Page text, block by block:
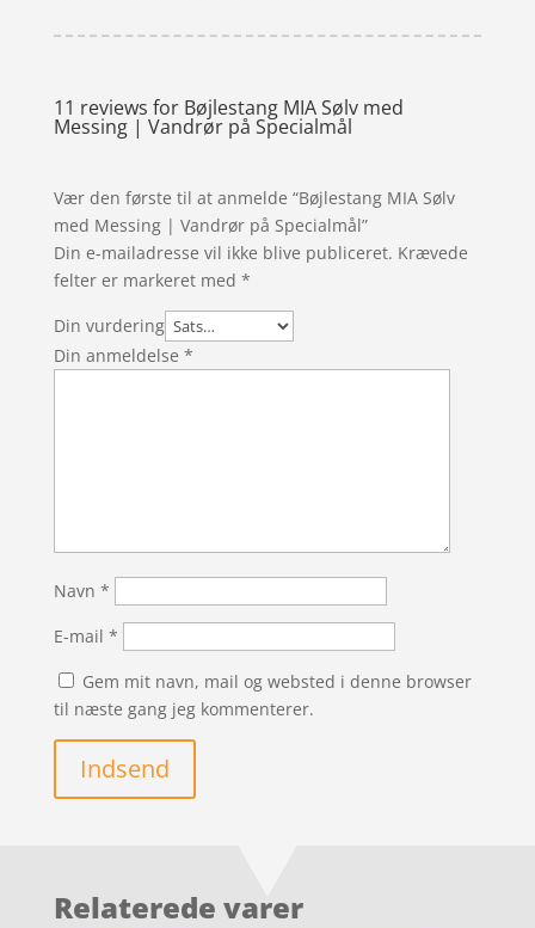
11 reviews for Bøjlestang MIA Sølv med
Messing | Vandrør på Specialmål
Vær den første til at anmelde “Bøjlestang MIA Sølv
med Messing | Vandrør på Specialmål”
Din e-mailadresse vil ikke blive publiceret. Krævede
felter er markeret med *
Din vurdering
Din anmeldelse *
Navn *
E-mail *
Gem mit navn, mail og websted i denne browser
til næste gang jeg kommenterer.
Indsend
Relaterede varer